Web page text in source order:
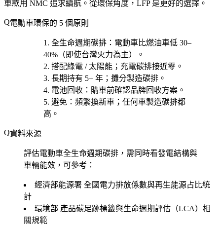
車款用 NMC 追求續航。從環保角度，LFP 是更好的選擇。
電動車環保的 5 個原則
全生命週期碳排 ：電動車比燃油車低 30–
40%（即使台灣火力為主）。
搭配綠電 / 太陽能 ；充電碳排接近零。
長期持有 5+ 年 ；攤分製造碳排。
電池回收 ：購車前確認品牌回收方案。
避免 ：頻繁換新車；任何車製造碳排都
高。
資料來源
評估電動車全生命週期碳排，需同時看發電結構與
車輛能效，可參考：
經濟部能源署 全國電力排放係數與再生能源占比統
計
環境部 產品碳足跡標籤與生命週期評估（LCA）相
關規範